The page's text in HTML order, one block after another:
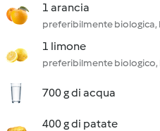
1 arancia
preferibilmente biologica,
1 limone
preferibilmente biologico,
700 g di acqua
400 g di patate